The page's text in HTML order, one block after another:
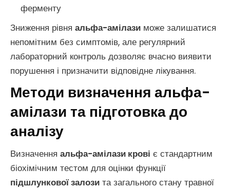
ферменту
Зниження рівня альфа-амілази може залишатися
непомітним без симптомів, але регулярний
лабораторний контроль дозволяє вчасно виявити
порушення і призначити відповідне лікування.
Методи визначення альфа-
амілази та підготовка до
аналізу
Визначення альфа-амілази крові є стандартним
біохімічним тестом для оцінки функції
підшлункової залози та загального стану травної